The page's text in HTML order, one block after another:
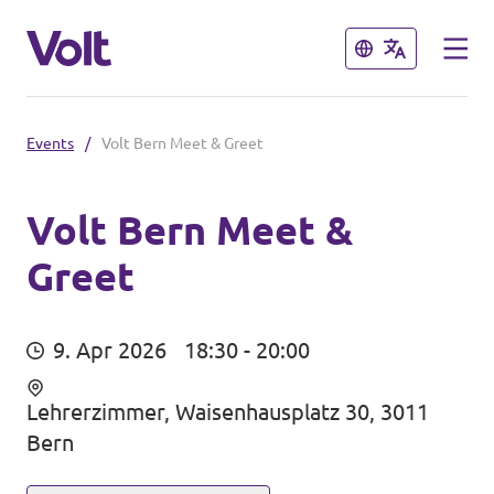
Schließen
Sprache auswählen
Volt Teams in der Schweiz
Volt vor Ort
Einige weitere Volt Chapter
Schließen
Programm
Menschen
Events / Volt Bern Meet & Greet
Volt Bern Meet &
Greet
9. Apr 2026 18:30 - 20:00
Lehrerzimmer, Waisenhausplatz 30, 3011
Bern